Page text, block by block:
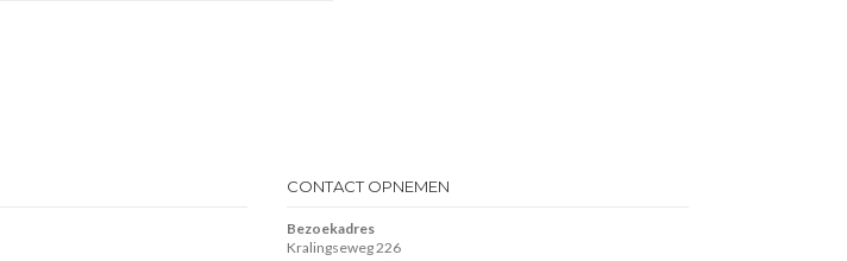
CONTACT OPNEMEN
Bezoekadres
Kralingseweg 226